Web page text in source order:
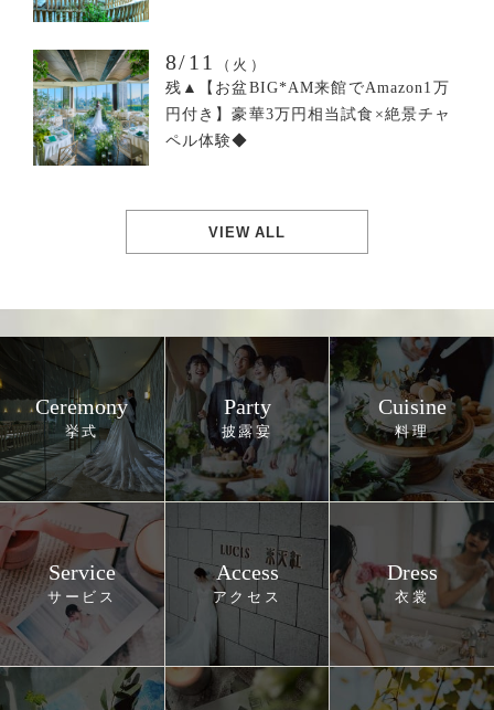
8/11
（火）
残▲【お盆BIG*AM来館でAmazon1万
円付き】豪華3万円相当試食×絶景チャ
ペル体験◆
VIEW ALL
Ceremony Party Cuisine
Service Access Dress